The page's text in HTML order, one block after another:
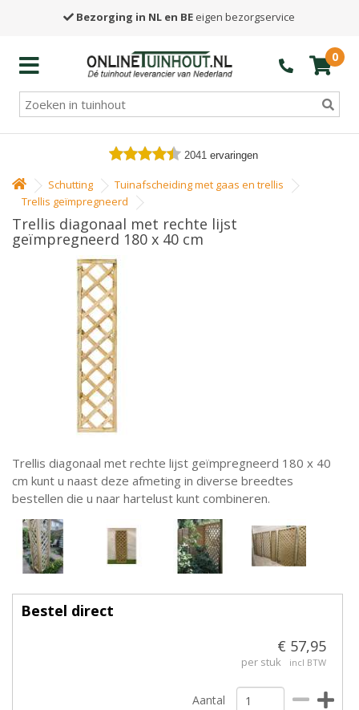
Bezorging in NL en BE eigen bezorgservice
0
2041 ervaringen
Schutting
Tuinafscheiding met gaas en trellis
Trellis geïmpregneerd
Trellis diagonaal met rechte lijst
geïmpregneerd 180 x 40 cm
Trellis diagonaal met rechte lijst geïmpregneerd 180 x 40
cm kunt u naast deze afmeting in diverse breedtes
bestellen die u naar hartelust kunt combineren.
Bestel direct
€ 57,95
per stuk incl BTW
Aantal